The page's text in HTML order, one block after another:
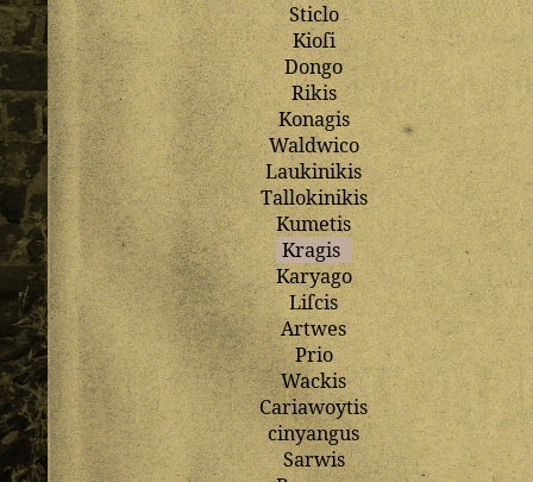
Sticlo
Kioſi
Dongo
Rikis
Konagis
Waldwico
Laukinikis
Tallokinikis
Kumetis
Kragis
Karyago
Liſcis
Artwes
Prio
Wackis
Cariawoytis
cinyangus
Sarwis